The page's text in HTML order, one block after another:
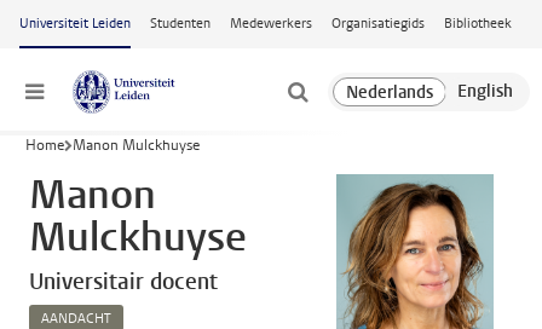
Ga naar hoofdinhoud
Universiteit Leiden Studenten Medewerkers Organisatiegids Bibliotheek
Menu
Home Manon Mulckhuyse
Manon
Mulckhuyse
Universitair docent
AANDACHT